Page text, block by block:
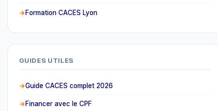
Formation CACES Lyon
GUIDES UTILES
Guide CACES complet 2026
Financer avec le CPF